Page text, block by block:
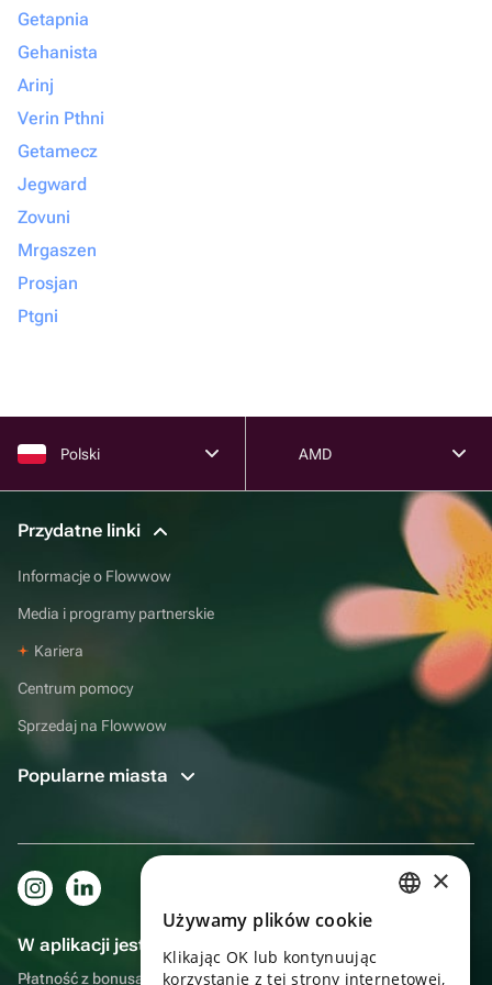
Getapnia
Gehanista
Arinj
Verin Pthni
Getamecz
Jegward
Zovuni
Mrgaszen
Prosjan
Ptgni
Polski AMD
Przydatne linki
Informacje o Flowwow
Media i programy partnerskie
Kariera
Centrum pomocy
Sprzedaj na Flowwow
Popularne miasta
W aplikacji jest to jeszcze wygodniejsze!
Płatność z bonusami, samodzielna dostawa, wygodny czat z
×
Używamy plików cookie
Klikając OK lub kontynuując
korzystanie z tej strony internetowej,